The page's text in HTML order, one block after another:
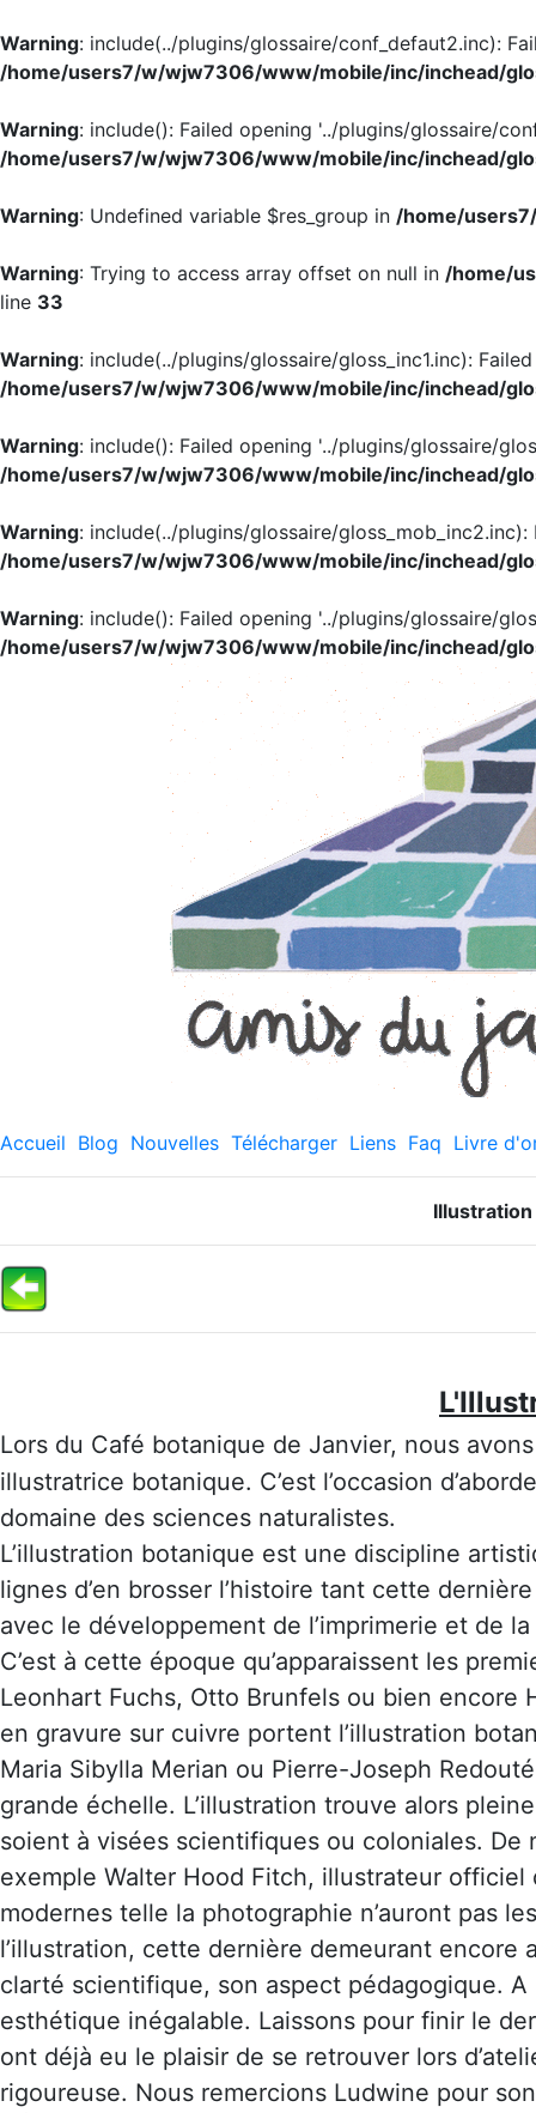
Warning: include(../plugins/glossaire/conf_defaut2.inc):
/home/users7/w/wjw7306/www/mobile/inc/inchead/
Warning: include(): Failed opening '../plugins/glossaire/
/home/users7/w/wjw7306/www/mobile/inc/inchead/
Warning: Undefined variable $res_group in /home/
Warning: Trying to access array offset on null in /home/
line 33
Warning: include(../plugins/glossaire/gloss_inc1.inc):
/home/users7/w/wjw7306/www/mobile/inc/inchead/
Warning: include(): Failed opening '../plugins/glossaire/
/home/users7/w/wjw7306/www/mobile/inc/inchead/
Warning: include(../plugins/glossaire/
/home/users7/w/wjw7306/www/mobile/inc/inchead/
Warning: include(): Failed opening '../plugins/glossaire/
/home/users7/w/wjw7306/www/mobile/inc/inchead/
Accueil Blog Nouvelles Télécharger Liens Faq Livre
Lors du Café botanique de Janvier, nous
illustratrice botanique. C’est l’occasion
domaine des sciences naturalistes.
L’illustration botanique est une discipline
lignes d’en brosser l’histoire tant cette
avec le développement de l’imprimerie et de
C’est à cette époque qu’apparaissent les
Leonhart Fuchs, Otto Brunfels ou bien encore
en gravure sur cuivre portent l’illustration
Maria Sibylla Merian ou Pierre-Joseph
grande échelle. L’illustration trouve alors
soient à visées scientifiques ou coloniales. De
exemple Walter Hood Fitch, illustrateur
modernes telle la photographie n’auront pas
l’illustration, cette dernière demeurant encore
clarté scientifique, son aspect pédagogique.
esthétique inégalable. Laissons pour finir le
ont déjà eu le plaisir de se retrouver lors
rigoureuse. Nous remercions Ludwine pour